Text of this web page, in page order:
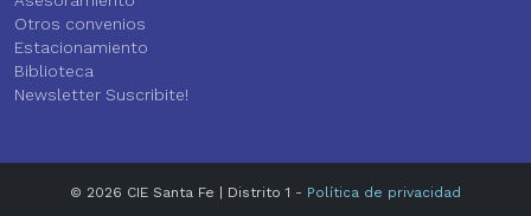
Otros convenios
Estacionamiento
Biblioteca
Newsletter Suscribite!
© 2026 CIE Santa Fe | Distrito 1 - Política de privacidad